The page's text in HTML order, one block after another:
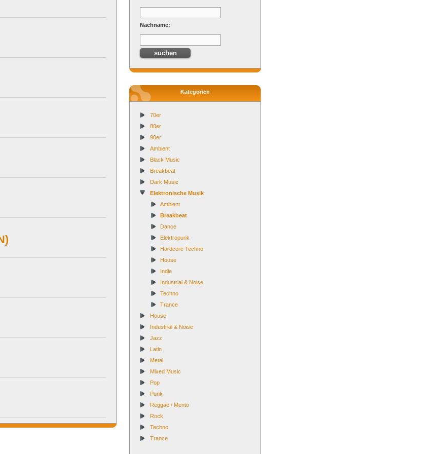
Nachname:
Kategorien
70er
80er
90er
Ambient
Black Music
Breakbeat
Dark Music
Elektronische Musik
Ambient
Breakbeat
Dance
Elektropunk
Hardcore Techno
House
Indie
Industrial & Noise
Techno
Trance
House
Industrial & Noise
Jazz
Latin
Metal
Mixed Music
Pop
Punk
Reggae / Mento
Rock
Techno
Trance